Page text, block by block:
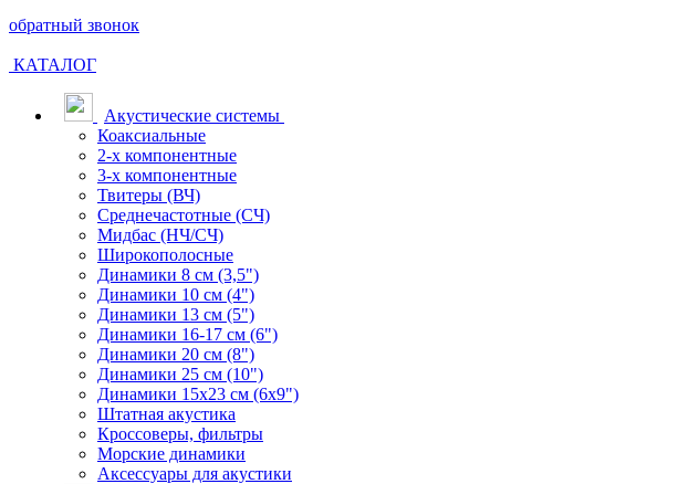
обратный звонок
КАТАЛОГ
Акустические системы
Коаксиальные
2-х компонентные
3-х компонентные
Твитеры (ВЧ)
Среднечастотные (СЧ)
Мидбас (НЧ/СЧ)
Широкополосные
Динамики 8 см (3,5")
Динамики 10 см (4")
Динамики 13 см (5")
Динамики 16-17 см (6")
Динамики 20 см (8")
Динамики 25 см (10")
Динамики 15х23 см (6х9")
Штатная акустика
Кроссоверы, фильтры
Морские динамики
Аксессуары для акустики